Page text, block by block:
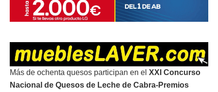
Más de ochenta quesos participan en el XXI Concurso
Nacional de Quesos de Leche de Cabra-Premios